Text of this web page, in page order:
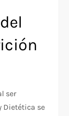
ser
Dietética se